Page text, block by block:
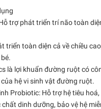
trợ phát triển trí não toàn
triển toàn diện cả về chiều
là lợi khuẩn đường ruột có
hệ vi sinh vật đường ruột.
Probiotic: Hỗ trợ hệ tiêu
dinh dưỡng, bảo vệ hệ